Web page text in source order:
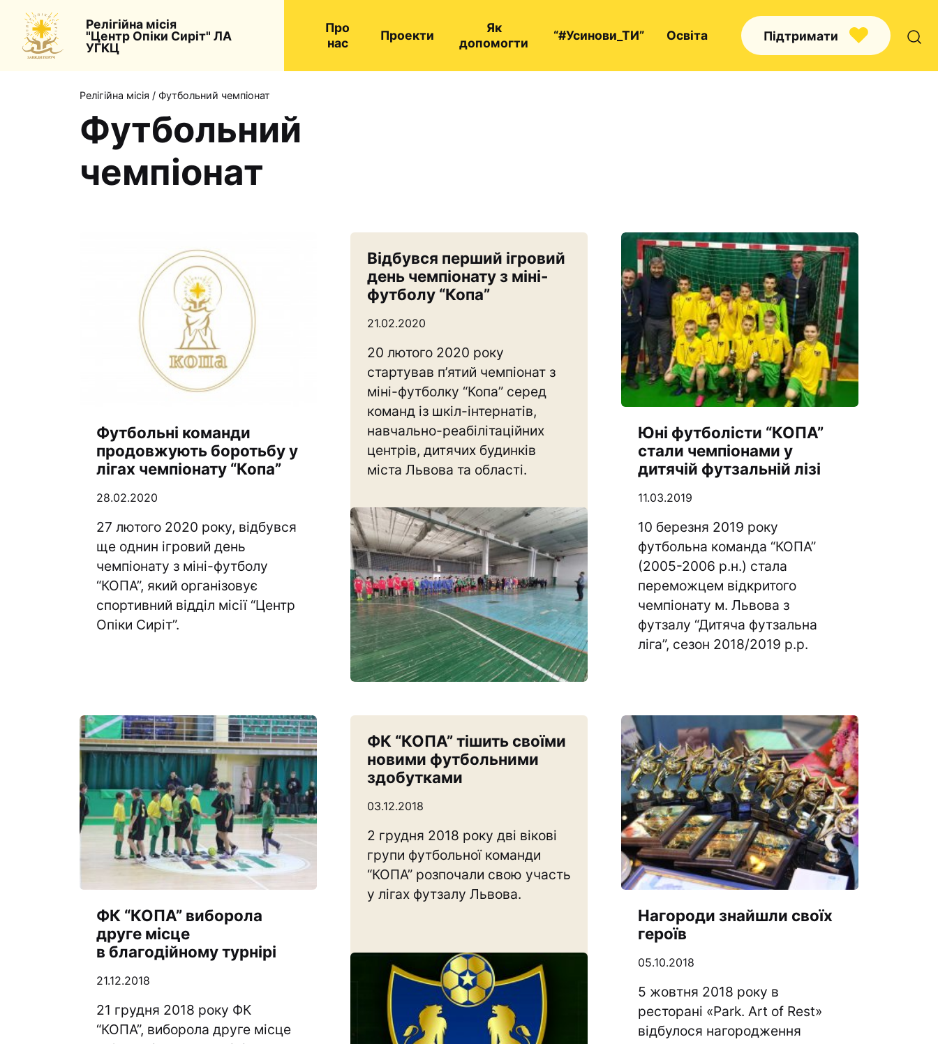
Релігійна місія
"Центр Опіки Сиріт" ЛА
УГКЦ
Про
нас
Проекти
Як
допомогти
“#Усинови_ТИ” Освіта Підтримати
Наш покровитель
Контакти
Проекти
Футбольна команда
Кулінарний гурток
Іконописна школа
“Капеланчики”
Одна церква – одна
Чемпіонат з міні-
“#Усинови_ТИ”
Контакти
(096) 749 79 80
procopecj@gmail.com
Релігійна місія / Футбольний чемпіонат
Футбольний
чемпіонат
Футбольні команди
продовжують боротьбу у
лігах чемпіонату “Копа”
28.02.2020
27 лютого 2020 року, відбувся
ще однин ігровий день
чемпіонату з міні-футболу
“КОПА”, який організовує
спортивний відділ місії “Центр
Опіки Сиріт”.
Відбувся перший ігровий
день чемпіонату з міні-
футболу “Копа”
21.02.2020
20 лютого 2020 року
стартував п’ятий чемпіонат з
міні-футболку “Копа” серед
команд із шкіл-інтернатів,
навчально-реабілітаційних
центрів, дитячих будинків
міста Львова та області.
Юні футболісти “КОПА”
стали чемпіонами у
дитячій футзальній лізі
11.03.2019
10 березня 2019 року
футбольна команда “КОПА”
(2005-2006 р.н.) стала
переможцем відкритого
чемпіонату м. Львова з
футзалу “Дитяча футзальна
ліга”, сезон 2018/2019 р.р.
ФК “КОПА” виборола
друге місце
в благодійному турнірі
21.12.2018
21 грудня 2018 року ФК
“КОПА”, виборола друге місце
ФК “КОПА” тішить своїми
новими футбольними
здобутками
03.12.2018
2 грудня 2018 року дві вікові
групи футбольної команди
“КОПА” розпочали свою участь
у лігах футзалу Львова.
Нагороди знайшли своїх
героїв
05.10.2018
5 жовтня 2018 року в
ресторані «Park. Art of Rest»
відбулося нагородження